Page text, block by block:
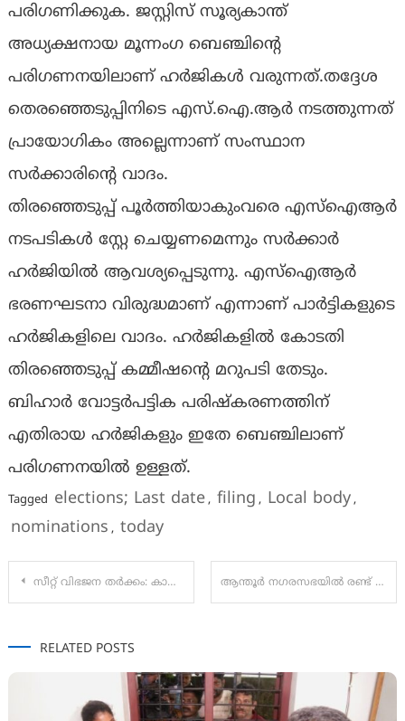
പരിഗണിക്കുക. ജസ്റ്റിസ് സൂര്യകാന്ത്
അധ്യക്ഷനായ മൂന്നംഗ ബെഞ്ചിന്റെ
പരിഗണനയിലാണ് ഹര്‍ജികള്‍ വരുന്നത്.തദ്ദേശ
തെരഞ്ഞെടുപ്പിനിടെ എസ്.ഐ.ആര്‍ നടത്തുന്നത്
പ്രായോഗികം അല്ലെന്നാണ് സംസ്ഥാന
സര്‍ക്കാരിന്റെ വാദം.
തിരഞ്ഞെടുപ്പ് പൂര്‍ത്തിയാകുംവരെ എസ്‌ഐആര്‍
നടപടികള്‍ സ്റ്റേ ചെയ്യണമെന്നും സര്‍ക്കാര്‍
ഹര്‍ജിയില്‍ ആവശ്യപ്പെടുന്നു. എസ്‌ഐആര്‍
ഭരണഘടനാ വിരുദ്ധമാണ് എന്നാണ് പാര്‍ട്ടികളുടെ
ഹര്‍ജികളിലെ വാദം. ഹര്‍ജികളില്‍ കോടതി
തിരഞ്ഞെടുപ്പ് കമ്മീഷന്റെ മറുപടി തേടും.
ബിഹാര്‍ വോട്ടര്‍പട്ടിക പരിഷ്‌കരണത്തിന്
എതിരായ ഹര്‍ജികളും ഇതേ ബെഞ്ചിലാണ്
പരിഗണനയില്‍ ഉള്ളത്.
Tagged elections; Last date, filing , Local body,
nominations , today
Post
സീറ്റ് വിഭജന തർക്കം: കാസർകോട് ഡിസിസി ഓഫീസിൽ പൊരിഞ്ഞ തല്ല് : ആന്തൂർ നഗരസഭയിൽ രണ്ട് വാർഡുകളിൽ എതിരില്ലാതെ എൽഡിഎഫ്.
RELATED POSTS